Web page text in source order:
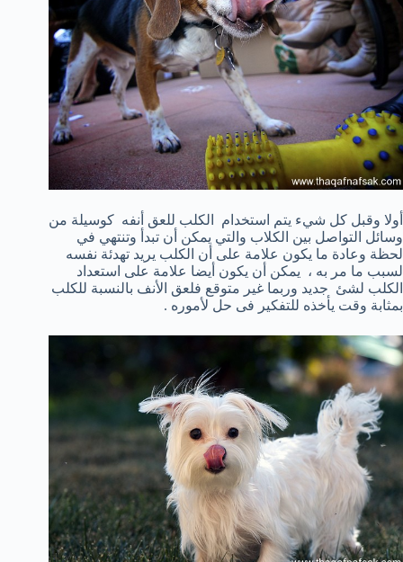
أولا وقبل كل شيء يتم استخدام الكلب للعق أنفه كوسيلة من
وسائل التواصل بين الكلاب والتي يمكن أن تبدأ وتنتهي في
لحظة وعادة ما يكون علامة على أن الكلب يريد تهدئة نفسه
لسبب ما مر به ، يمكن أن يكون أيضا علامة على استعداد
الكلب لشئ جديد وربما غير متوقع فلعق الأنف بالنسبة للكلب
بمثابة وقت يأخذه للتفكير فى حل لأموره .